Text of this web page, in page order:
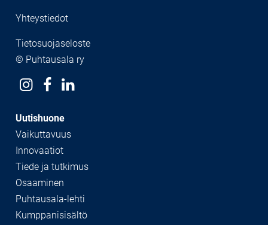
Yhteystiedot
Tietosuojaseloste
© Puhtausala ry
Uutishuone
Vaikuttavuus
Innovaatiot
Tiede ja tutkimus
Osaaminen
Puhtausala-lehti
Kumppanisisältö